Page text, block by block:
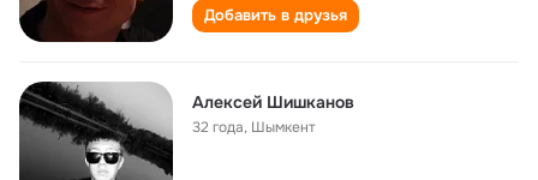
Добавить в друзья
Алексей Шишканов
32 года, Шымкент